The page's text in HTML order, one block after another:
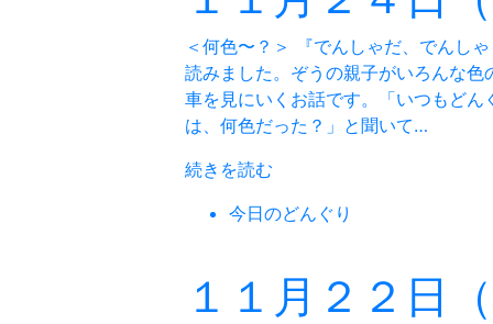
＜何色〜？＞ 『でんしゃだ、でんし
読みました。ぞうの親子がいろんな
車を見にいくお話です。「いつもどん
は、何色だった？」と聞いて…
続きを読む
今日のどんぐり
１１月２２日